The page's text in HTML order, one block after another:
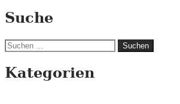
Suche
Suchen
Kategorien